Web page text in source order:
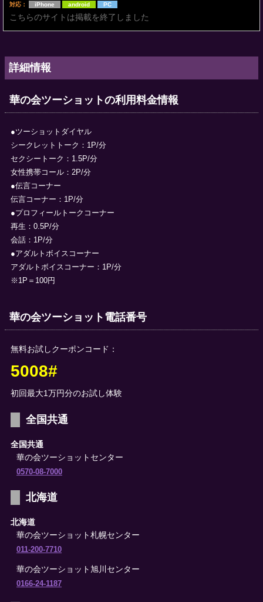
対応：
iPhone android PC
こちらのサイトは掲載を終了しました
詳細情報
華の会ツーショットの利用料金情報
●ツーショットダイヤル
シークレットトーク：1P/分
セクシートーク：1.5P/分
女性携帯コール：2P/分
●伝言コーナー
伝言コーナー：1P/分
●プロフィールトークコーナー
再生：0.5P/分
会話：1P/分
●アダルトボイスコーナー
アダルトボイスコーナー：1P/分
※1P＝100円
華の会ツーショット電話番号
無料お試しクーポンコード：
5008#
初回最大1万円分のお試し体験
全国共通
全国共通
華の会ツーショットセンター
0570-08-7000
北海道
北海道
華の会ツーショット札幌センター
011-200-7710
華の会ツーショット旭川センター
0166-24-1187